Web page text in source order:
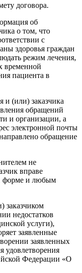
договора.
об
о том, что
с
здоровья граждан
режим лечения,
временной
пациента в
и (или) заказчика
обращений
и организации, а
электронной почты
обращение
не
вправе
форме и любым
заказчиком
недостатков
услуги),
заявленные
заявленных
удовлетворения
Федерации «О